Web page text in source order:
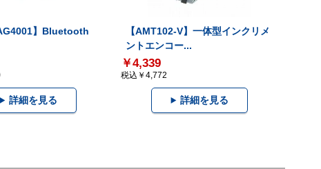
】Bluetooth
詳細を見る
【AMT102-V】一体型インクリメ
ントエンコー...
￥4,339
税込￥4,772
詳細を見る